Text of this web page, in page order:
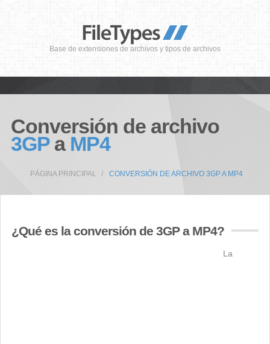
Base de extensiones de archivos y tipos de archivos
Conversión de archivo
3GPa MP4
PÁGINA PRINCIPAL CONVERSIÓN DE ARCHIVO 3GP A MP4
¿Qué es la conversión de 3GP a MP4?
La